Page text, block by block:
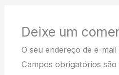
Deixe um
O seu endereço de e-
Campos obrigatórios são